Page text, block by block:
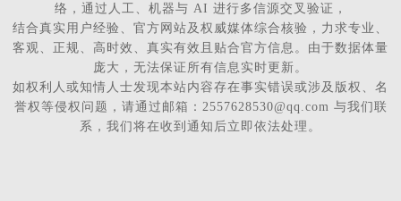
络，通过人工、机器与 AI 进行多信源交叉验证，
结合真实用户经验、官方网站及权威媒体综合核验，力求专业、
客观、正规、高时效、真实有效且贴合官方信息。由于数据体量
庞大，无法保证所有信息实时更新。
如权利人或知情人士发现本站内容存在事实错误或涉及版权、名
誉权等侵权问题，请通过邮箱：2557628530@qq.com 与我们联
系，我们将在收到通知后立即依法处理。